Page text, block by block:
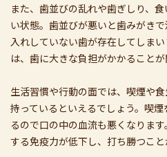
また、歯並びの乱れや歯ぎしり、
い状態。歯並びが悪いと歯みがき
入れしていない歯が存在してしま
は、歯に大きな負担がかかることが
生活習慣や行動の面では、喫煙や
持っているといえるでしょう。喫
るので口の中の血流も悪くなりま
する免疫力が低下し、打ち勝つこと